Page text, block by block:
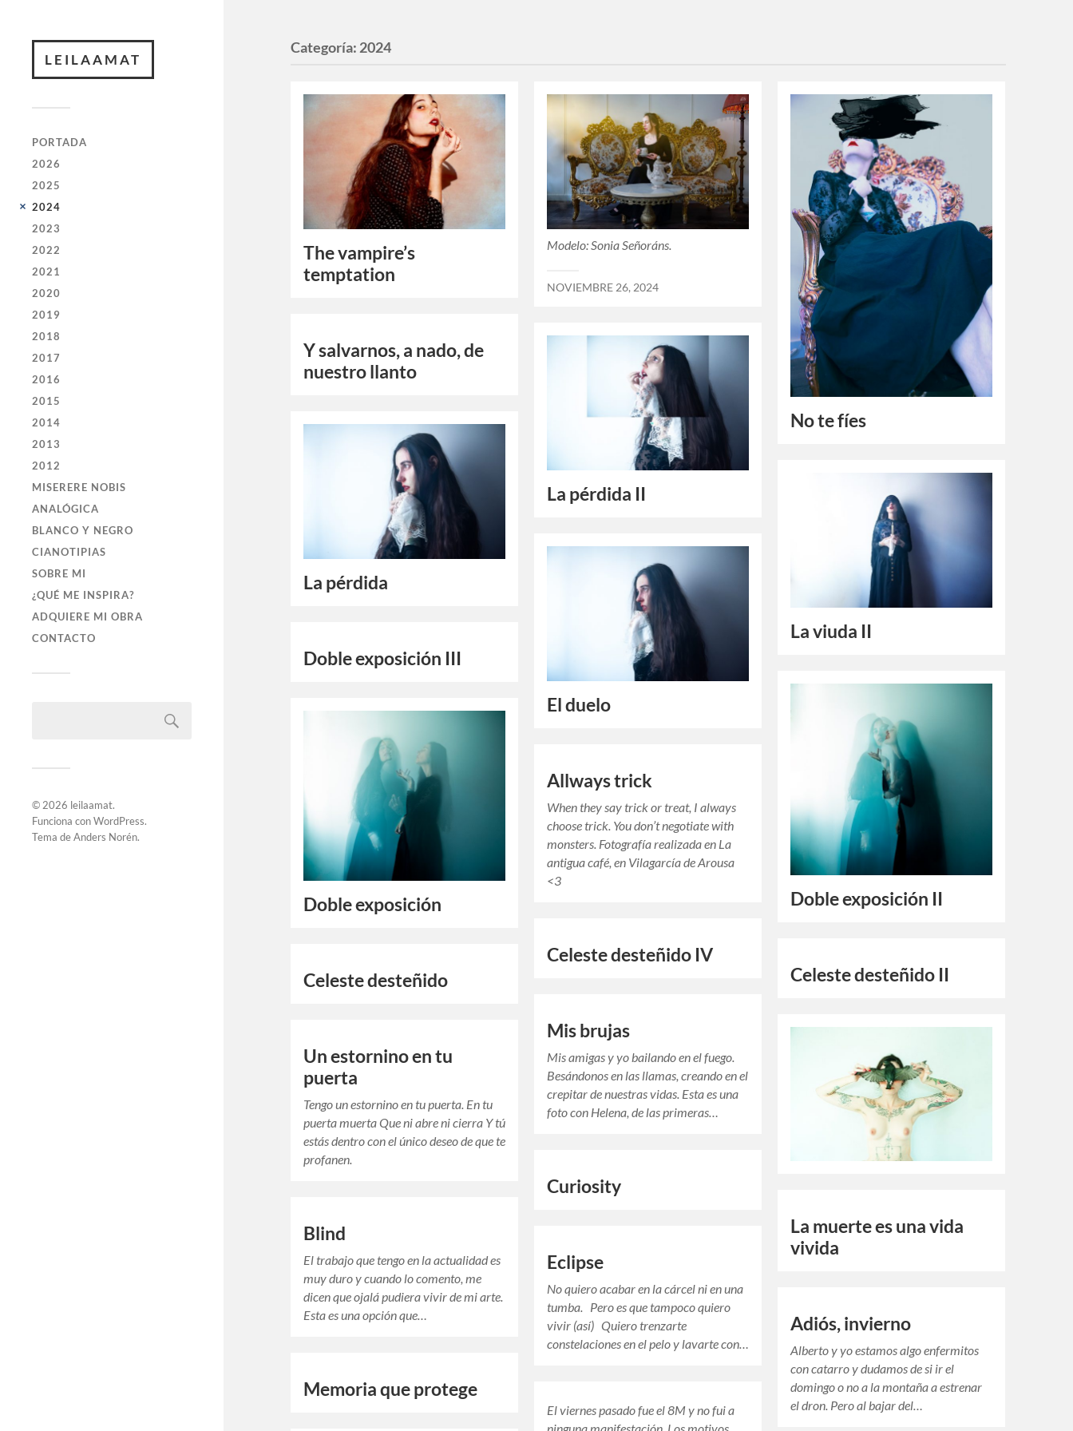
LEILAAMAT
PORTADA
2026
2025
2024
2023
2022
2021
2020
2019
2018
2017
2016
2015
2014
2013
2012
MISERERE NOBIS
ANALÓGICA
BLANCO Y NEGRO
CIANOTIPIAS
SOBRE MI
¿QUÉ ME INSPIRA?
ADQUIERE MI OBRA
CONTACTO
© 2026 leilaamat.
Funciona conWordPress.
Tema deAnders Norén.
Categoría: 2024
The vampire’s
temptation
Modelo: Sonia Señoráns.
NOVIEMBRE 26, 2024
No te fíes
Y salvarnos, a nado, de
nuestro llanto
La pérdida II
La pérdida
La viuda II
El duelo
Doble exposición III
Doble exposición II
Doble exposición
Allways trick
When they say trick or treat, I always
choose trick. You don’t negotiate with
monsters. Fotografía realizada en La
antigua café, en Vilagarcía de Arousa
<3
Celeste desteñido IV
Celeste desteñido II
Celeste desteñido
Mis brujas
Mis amigas y yo bailando en el fuego.
Besándonos en las llamas, creando en el
crepitar de nuestras vidas. Esta es una
foto con Helena, de las primeras…
Un estornino en tu
puerta
Tengo un estornino en tu puerta. En tu
puerta muerta Que ni abre ni cierra Y tú
estás dentro con el único deseo de que te
profanen.
Curiosity
La muerte es una vida
vivida
Blind
El trabajo que tengo en la actualidad es
muy duro y cuando lo comento, me
dicen que ojalá pudiera vivir de mi arte.
Esta es una opción que…
Eclipse
No quiero acabar en la cárcel ni en una
tumba. Pero es que tampoco quiero
vivir (así) Quiero trenzarte
constelaciones en el pelo y lavarte con…
Adiós, invierno
Alberto y yo estamos algo enfermitos
con catarro y dudamos de si ir el
domingo o no a la montaña a estrenar
el dron. Pero al bajar del…
Memoria que protege
El viernes pasado fue el 8M y no fui a
ninguna manifestación. Los motivos